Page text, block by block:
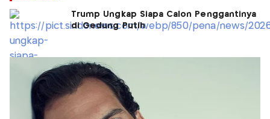
Trump Ungkap Siapa Calon Penggantinya
di Gedung Putih